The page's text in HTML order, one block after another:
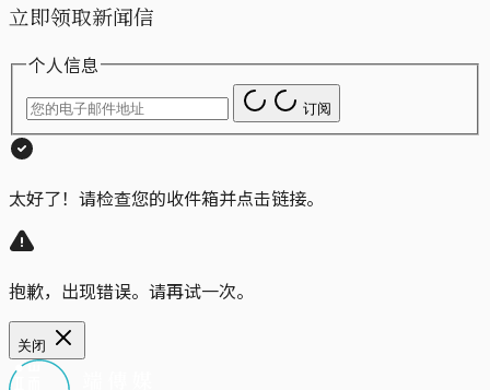
立即领取新闻信
个人信息
订阅
太好了！请检查您的收件箱并点击链接。
抱歉，出现错误。请再试一次。
关闭